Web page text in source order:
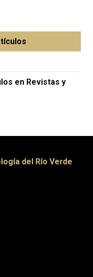
en Revistas y
del Río Verde